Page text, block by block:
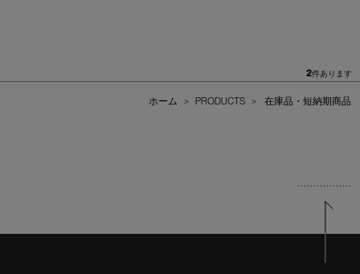
2件あります
ホーム > PRODUCTS > 在庫品・短納期商品